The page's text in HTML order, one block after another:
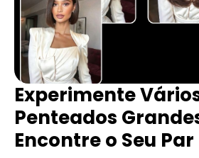
Experimente
Penteados
Encontre o Seu